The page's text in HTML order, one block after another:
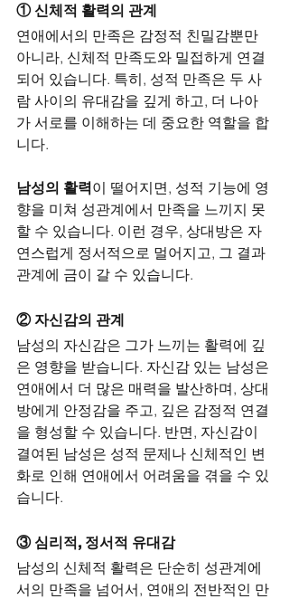
① 신체적 활력의 관계
연애에서의 만족은 감정적 친밀감뿐만
아니라, 신체적 만족도와 밀접하게 연결
되어 있습니다. 특히, 성적 만족은 두 사
람 사이의 유대감을 깊게 하고, 더 나아
가 서로를 이해하는 데 중요한 역할을 합
니다.
남성의 활력이 떨어지면, 성적 기능에 영
향을 미쳐 성관계에서 만족을 느끼지 못
할 수 있습니다. 이런 경우, 상대방은 자
연스럽게 정서적으로 멀어지고, 그 결과
관계에 금이 갈 수 있습니다.
② 자신감의 관계
남성의 자신감은 그가 느끼는 활력에 깊
은 영향을 받습니다. 자신감 있는 남성은
연애에서 더 많은 매력을 발산하며, 상대
방에게 안정감을 주고, 깊은 감정적 연결
을 형성할 수 있습니다. 반면, 자신감이
결여된 남성은 성적 문제나 신체적인 변
화로 인해 연애에서 어려움을 겪을 수 있
습니다.
③ 심리적, 정서적 유대감
남성의 신체적 활력은 단순히 성관계에
서의 만족을 넘어서, 연애의 전반적인 만